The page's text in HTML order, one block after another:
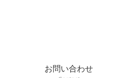
お問い合わせ